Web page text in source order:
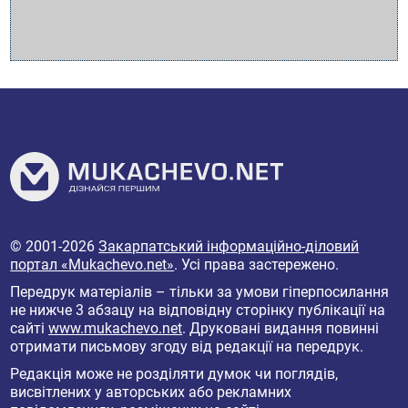
© 2001-2026Закарпатський інформаційно-діловий
портал «Mukachevo.net». Усі права застережено.
Передрук матеріалів – тільки за умови гіперпосилання
не нижче 3 абзацу на відповідну сторінку публікації на
сайтіwww.mukachevo.net. Друковані видання повинні
отримати письмову згоду від редакції на передрук.
Редакція може не розділяти думок чи поглядів,
висвітлених у авторських або рекламних